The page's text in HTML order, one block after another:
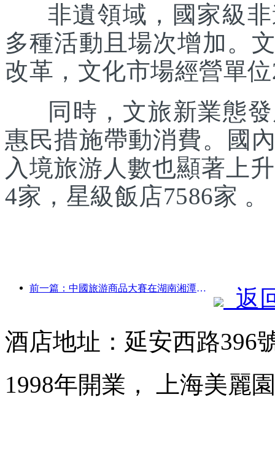
非遺領域，國家級非
多種活動且場次增加。
改革，文化市場經營單
同時，文旅新業態發
惠民措施帶動消費。國
入境旅游人數也顯著上
4家，星級飯店7586家 。
前一篇：中國旅游商品大賽在湖南湘潭成功舉辦
返
酒店地址：延安西路396
1998年開業， 上海美